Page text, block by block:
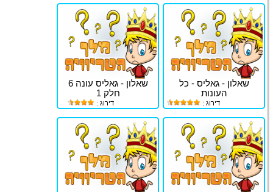
שאלון - גאליס - כל
העונות
דירוג :
שאלון - גאליס עונה 6
חלק 1
דירוג :